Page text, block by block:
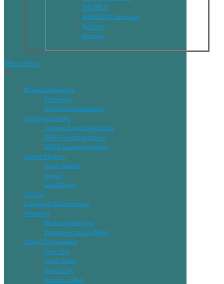
BRABUS
KEMPEN Collection
Karriere
Kontakt
Menu öffnen
✕
Bestandsfahrzeuge
Fahrzeuge
Angebote Zentrallager
Leasingangebote
Vantage-Leasingangebote
DBX-Leasingangebote
DB12-Leasingangebote
Unsere Marken
Aston Martin
Jaguar
Land Rover
Ankauf
Leasing & Finanzierung
Werkstatt
Werkstatt-Services
Ersatzteile und Zubehör
Unser Unternehmen
Über Uns
Unser Team
Geschichte
Aktuelle News